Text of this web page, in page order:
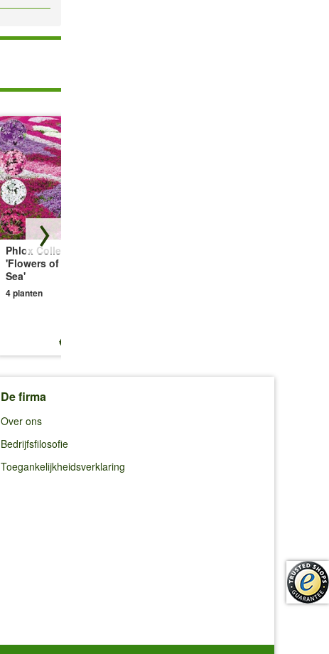
Phlox Collectie
'Flowers of the
Sea'
4 planten
€ 13,25
De firma
Over ons
Bedrijfsfilosofie
Toegankelijkheidsverklaring